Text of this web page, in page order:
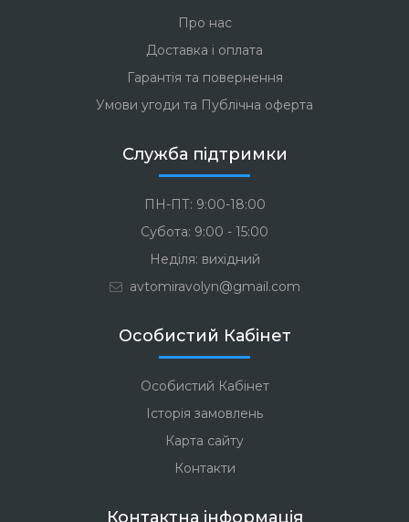
Про нас
Доставка і оплата
Гарантія та повернення
Умови угоди та Публічна оферта
Служба підтримки
ПН-ПТ: 9:00-18:00
Субота: 9:00 - 15:00
Неділя: вихідний
avtomiravolyn@gmail.com
Особистий Кабінет
Особистий Кабінет
Історія замовлень
Карта сайту
Контакти
Контактна інформація